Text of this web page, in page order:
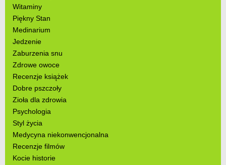
Witaminy
Piękny Stan
Medinarium
Jedzenie
Zaburzenia snu
Zdrowe owoce
Recenzje książek
Dobre pszczoły
Zioła dla zdrowia
Psychologia
Styl życia
Medycyna niekonwencjonalna
Recenzje filmów
Kocie historie